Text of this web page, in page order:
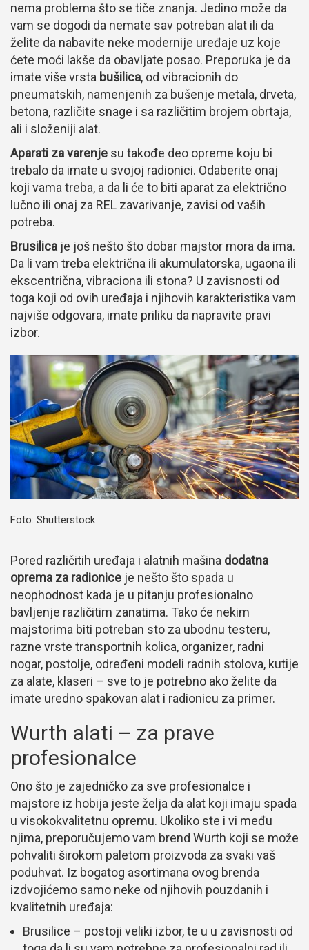
nema problema što se tiče znanja. Jedino može da
vam se dogodi da nemate sav potreban alat ili da
želite da nabavite neke modernije uređaje uz koje
ćete moći lakše da obavljate posao. Preporuka je da
imate više vrsta bušilica, od vibracionih do
pneumatskih, namenjenih za bušenje metala, drveta,
betona, različite snage i sa različitim brojem obrtaja,
ali i složeniji alat.
Aparati za varenje su takođe deo opreme koju bi
trebalo da imate u svojoj radionici. Odaberite onaj
koji vama treba, a da li će to biti aparat za električno
lučno ili onaj za REL zavarivanje, zavisi od vaših
potreba.
Brusilica je još nešto što dobar majstor mora da ima.
Da li vam treba električna ili akumulatorska, ugaona ili
ekscentrična, vibraciona ili stona? U zavisnosti od
toga koji od ovih uređaja i njihovih karakteristika vam
najviše odgovara, imate priliku da napravite pravi
izbor.
Foto: Shutterstock
Pored različitih uređaja i alatnih mašina dodatna
oprema za radionice je nešto što spada u
neophodnost kada je u pitanju profesionalno
bavljenje različitim zanatima. Tako će nekim
majstorima biti potreban sto za ubodnu testeru,
razne vrste transportnih kolica, organizer, radni
nogar, postolje, određeni modeli radnih stolova, kutije
za alate, klaseri – sve to je potrebno ako želite da
imate uredno spakovan alat i radionicu za primer.
Wurth alati – za prave
profesionalce
Ono što je zajedničko za sve profesionalce i
majstore iz hobija jeste želja da alat koji imaju spada
u visokokvalitetnu opremu. Ukoliko ste i vi među
njima, preporučujemo vam brend Wurth koji se može
pohvaliti širokom paletom proizvoda za svaki vaš
poduhvat. Iz bogatog asortimana ovog brenda
izdvojićemo samo neke od njihovih pouzdanih i
kvalitetnih uređaja:
Brusilice – postoji veliki izbor, te u u zavisnosti od